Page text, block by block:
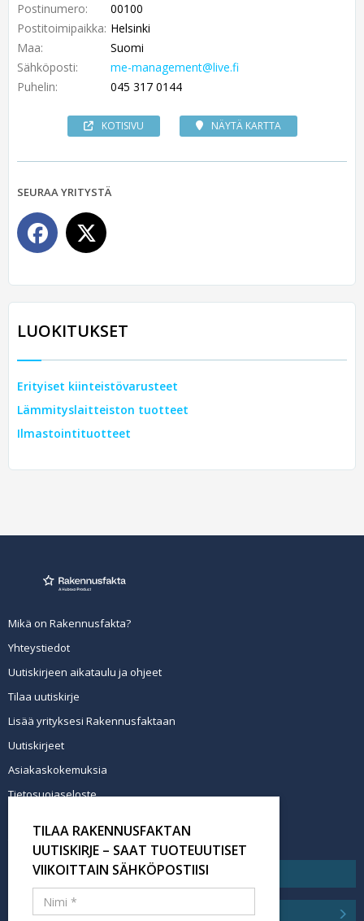
Postinumero:
00100
Postitoimipaikka: Helsinki
Maa:
Suomi
Sähköposti:
me-management@live.fi
Puhelin:
045 317 0144
KOTISIVU NÄYTÄ KARTTA
SEURAA YRITYSTÄ
LUOKITUKSET
Erityiset kiinteistövarusteet
Lämmityslaitteiston tuotteet
Ilmastointituotteet
Mikä on Rakennusfakta?
Yhteystiedot
Uutiskirjeen aikataulu ja ohjeet
Tilaa uutiskirje
Lisää yrityksesi Rakennusfaktaan
Uutiskirjeet
Asiakaskokemuksia
Tietosuojaseloste
Tilaa uutiskirje
TILAA RAKENNUSFAKTAN
UUTISKIRJE – SAAT TUOTEUUTISET
VIIKOITTAIN SÄHKÖPOSTIISI